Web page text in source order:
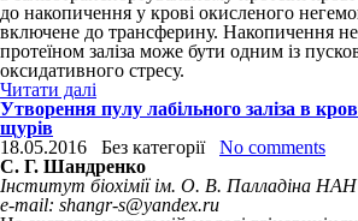
до накопичення у крові окисленого
включене до трансферину. Накопичення
протеїном заліза може бути одним із
оксидативного стресу.
Читати далі
Утворення пулу лабільного заліза в
щурів
18.05.2016
Без категорії
No comments
С. Г. Шандренко
Інститут біохімії ім. О. В. Палладіна
e-mail: shangr-s@yandex.ru